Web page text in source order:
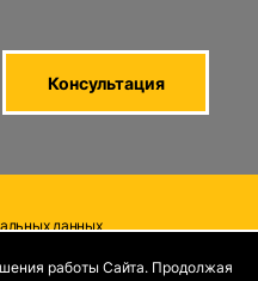
Консультация
данных
работы Сайта. Продолжая